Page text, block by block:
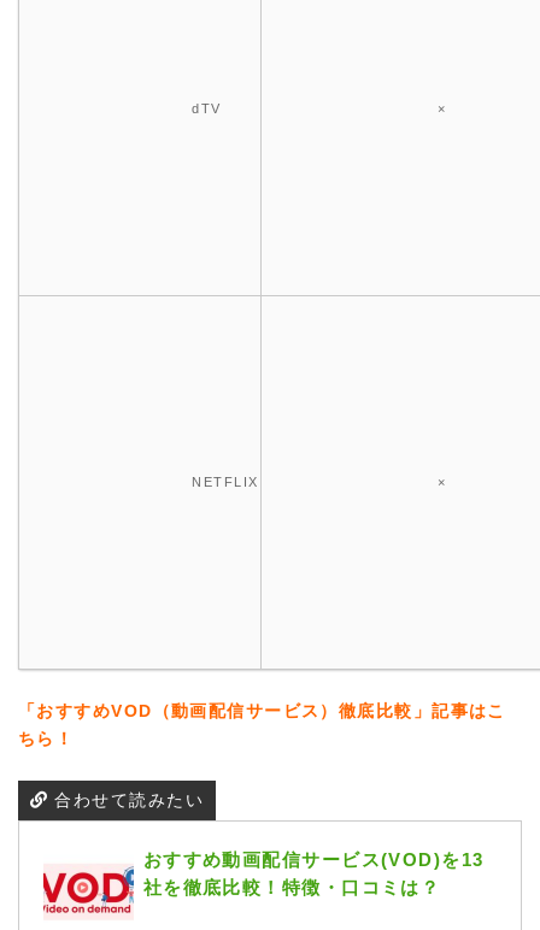
dTV ×
NETFLIX ×
「おすすめVOD（動画配信サービス）徹底比較」記事はこ
ちら！
合わせて読みたい
おすすめ動画配信サービス(VOD)を13
社を徹底比較！特徴・口コミは？